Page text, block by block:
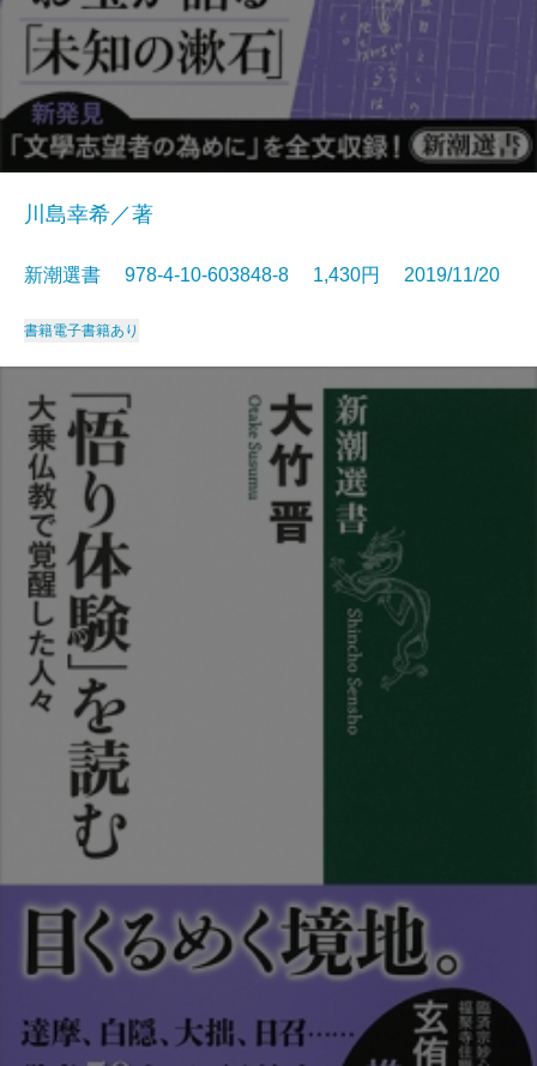
川島幸希／著
新潮選書 978-4-10-603848-8 1,430円 2019/11/20
書籍電子書籍あり